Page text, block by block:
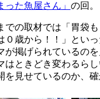
った魚屋さん」 の回。
の取材では「胃袋も
０歳から！！」とい
が掲げられているの
はときどき変わるら
を見せているのか、